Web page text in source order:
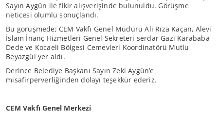
Sayın Aygün ile fikir alışverişinde bulunuldu. Görüşme
neticesi olumlu sonuçlandı.
Bu görüşmede; CEM Vakfı Genel Müdürü Ali Rıza Kaçan, Alevi
İslam İnanç Hizmetleri Genel Sekreteri serdar Gazi Karababa
Dede ve Kocaeli Bölgesi Cemevleri Koordinatörü Mutlu
Beyazgül yer aldı.
Derince Belediye Başkanı Sayın Zeki Aygün’e
misafirperverliğinden dolayı teşekkür ederiz.
CEM Vakfı Genel Merkezi